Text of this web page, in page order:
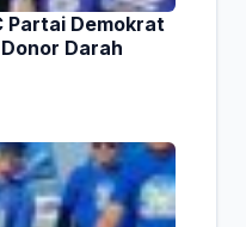
Partai Demokrat
Darah